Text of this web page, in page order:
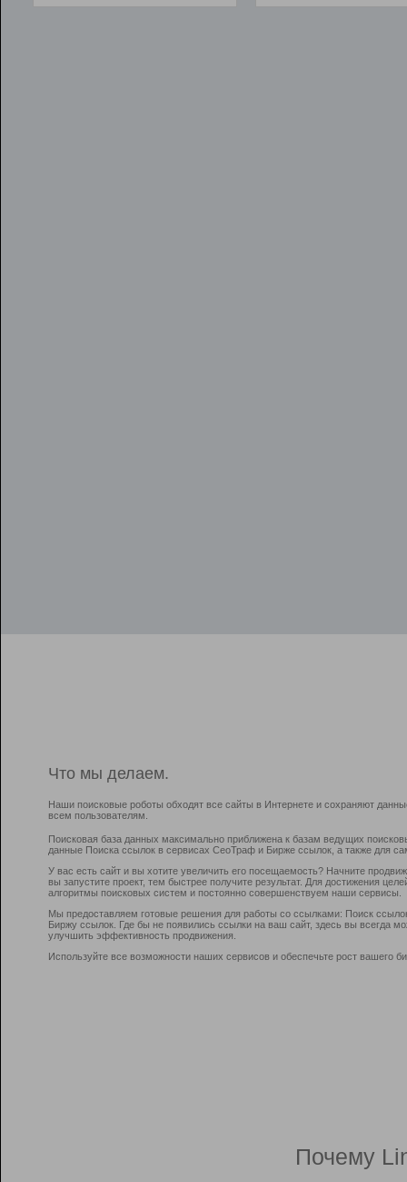
Что мы делаем.
Наши поисковые роботы обходят все сайты в Интернете и сохраняют
всем пользователям.
Поисковая база данных максимально приближена к базам ведущих
данные Поиска ссылок в сервисах СеоТраф и Бирже ссылок, а также для
У вас есть сайт и вы хотите увеличить его посещаемость? Начните
вы запустите проект, тем быстрее получите результат. Для достижения
алгоритмы поисковых систем и постоянно совершенствуем наши сервисы.
Мы предоставляем готовые решения для работы со ссылками: Поиск
Биржу ссылок. Где бы не появились ссылки на ваш сайт, здесь вы всегда
улучшить эффективность продвижения.
Используйте все возможности наших сервисов и обеспечьте рост вашего
Почему